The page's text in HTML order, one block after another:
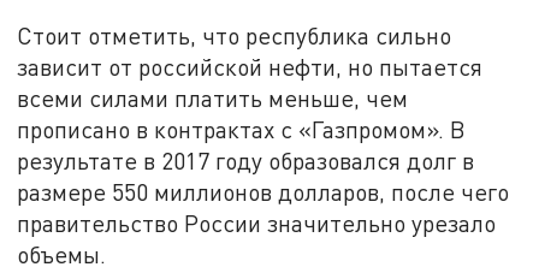
Стоит отметить, что республика сильно
зависит от российской нефти, но пытается
всеми силами платить меньше, чем
прописано в контрактах с «Газпромом». В
результате в 2017 году образовался долг в
размере 550 миллионов долларов, после чего
правительство России значительно урезало
объемы.